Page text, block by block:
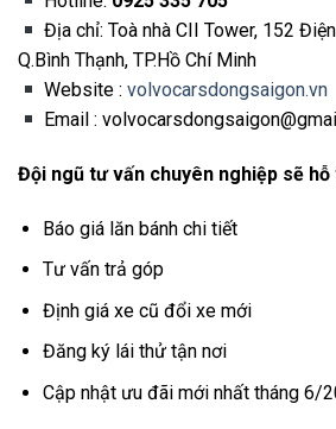
Địa chỉ: Toà nhà CII Tower, 152
Q.Bình Thạnh, TP.Hồ Chí Minh
Website :volvocarsdongsaigon.vn
Email :
Đội ngũ tư vấn chuyên nghiệp sẽ hỗ
Báo giá lăn bánh chi tiết
Tư vấn trả góp
Định giá xe cũ đổi xe mới
Đăng ký lái thử tận nơi
Cập nhật ưu đãi mới nhất tháng 6/